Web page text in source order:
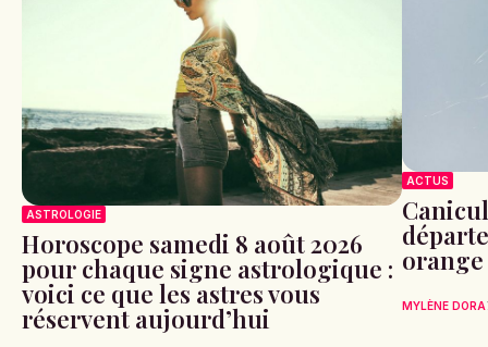
ASTROLOGIE
Horoscope samedi 8 août 2026
pour chaque signe astrologique :
voici ce que les astres vous
réservent aujourd’hui
ACTUS
orange
MYLÈNE DORA